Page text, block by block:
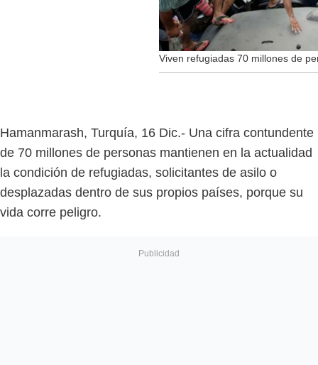
Viven refugiadas 70 millones de
Hamanmarash, Turquía, 16 Dic.- Una cifra contundente
de 70 millones de personas mantienen en la actualidad
la condición de refugiadas, solicitantes de asilo o
desplazadas dentro de sus propios países, porque su
vida corre peligro.